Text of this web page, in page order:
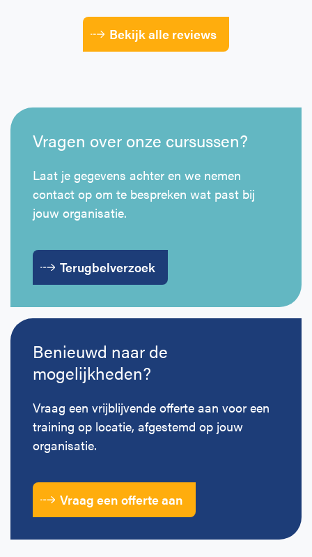
Bekijk alle reviews
Vragen over onze cursussen?
Laat je gegevens achter en we nemen
contact op om te bespreken wat past bij
jouw organisatie.
Terugbelverzoek
Benieuwd naar de
mogelijkheden?
Vraag een vrijblijvende offerte aan voor een
training op locatie, afgestemd op jouw
organisatie.
Vraag een offerte aan